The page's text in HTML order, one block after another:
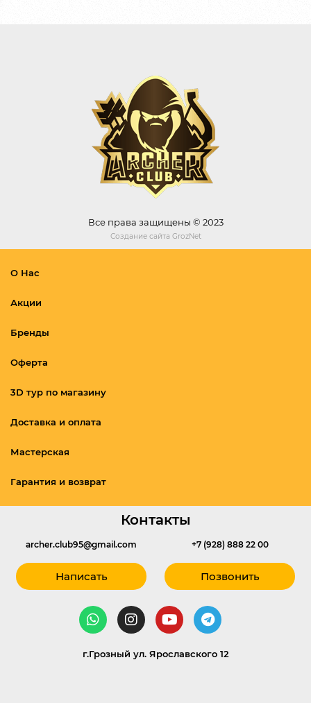
Все права защищены © 2023
Создание сайта GrozNet
О Нас
Акции
Бренды
Оферта
3D тур по магазину
Доставка и оплата
Мастерская
Гарантия и возврат
Контакты
archer.club95@gmail.com
Написать
+7 (928) 888 22 00
Позвонить
г.Грозный ул. Ярославского 12